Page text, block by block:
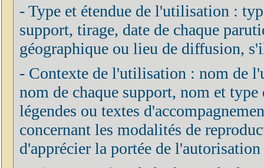
- Type et étendue de l'utilisation :
support, tirage, date de chaque
géographique ou lieu de diffusion,
- Contexte de l'utilisation : nom de
nom de chaque support, nom et
légendes ou textes
concernant les modalités de
d'apprécier la portée de